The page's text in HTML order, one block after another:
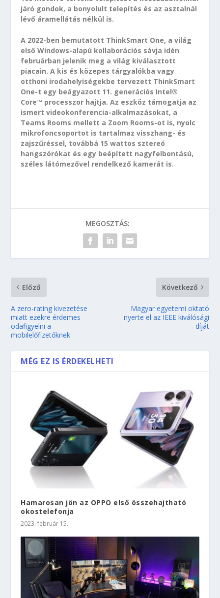
járó gondok, a bonyolult telepítés és az asztalnál
lévő áramellátás nélkül is.
A 2022-ben bemutatott ThinkSmart One, a világ
első Windows-alapú kollaborációs sávja idén
februárban jelenik meg a világ kiválasztott
piacain. A kis és közepes tárgyalókba vagy
otthoni irodahelyiségekbe tervezett ThinkSmart
One-t egy beágyazott 11. generációs Intel®
Core™ processzor hajtja. Az eszköz támogatja az
ismert videokonferencia-alkalmazásokat, a
Teams Rooms mellett a Zoom Rooms-ot is, nyolc
mikrofoncsoportot is tartalmaz visszhang- és
zajszűréssel, továbbá 15 wattos sztereó
hangszórókat és egy beépített nagyfelbontású,
széles látómezővel rendelkező kamerát is.
MEGOSZTÁS:
Előző
A zero-rating kivezetése
miatt ezekre érdemes
odafigyelni a
mobilelőfizetőknek
Következő
Magyar egyetemi oktató
nyerte el az IEEE kiválósági
díját
MÉG EZ IS ÉRDEKELHETI
Hamarosan jön az OPPO első összehajtható
okostelefonja
2023. február 15.